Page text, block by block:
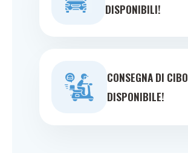
DISPONIBILI!
CONSEGNA DI CIBO
DISPONIBILE!